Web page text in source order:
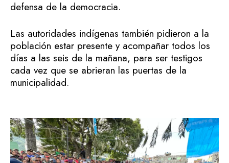
defensa de la democracia.
Las autoridades indígenas también pidieron a la
población estar presente y acompañar todos los
días a las seis de la mañana, para ser testigos
cada vez que se abrieran las puertas de la
municipalidad.